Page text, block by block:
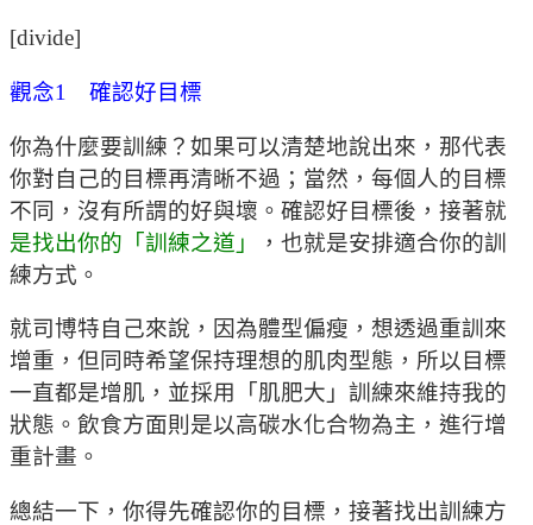
[divide]
觀念1 確認好目標
你為什麼要訓練？如果可以清楚地說出來，那代表
你對自己的目標再清晰不過；當然，每個人的目標
不同，沒有所謂的好與壞。確認好目標後，接著就
是找出你的「訓練之道」
，也就是安排適合你的訓
練方式。
就司博特自己來說，因為體型偏瘦，想透過重訓來
增重，但同時希望保持理想的肌肉型態，所以目標
一直都是增肌，並採用「肌肥大」訓練來維持我的
狀態。飲食方面則是以高碳水化合物為主，進行增
重計畫。
總結一下，你得先確認你的目標，接著找出訓練方